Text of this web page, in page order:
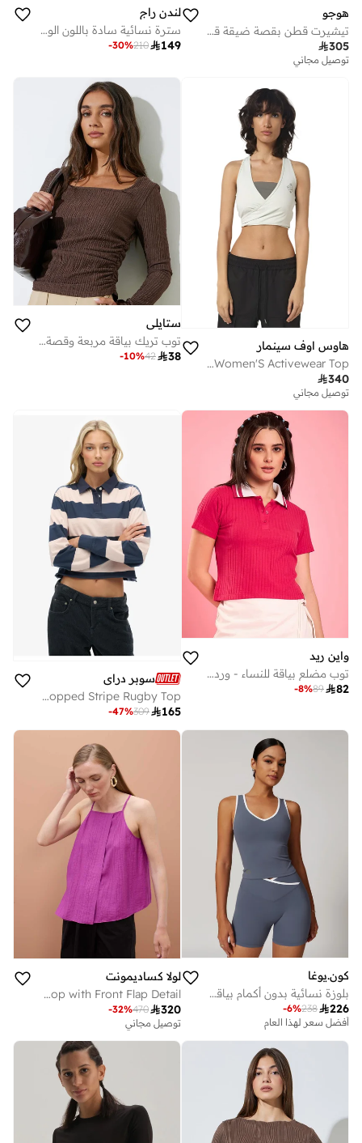
هوجو
تيشيرت قطن بقصة ضيقة قصيرة وشعار مكدس
305
توصيل مجاني
لندن راج
سترة نسائية سادة باللون الوردي ومزودة بأزرار أمامية من "لندن راغ" (London Rag)
149
210
-30%
هاوس اوف سينمار
Off White With Gray Women'S Activewear Top
340
توصيل مجاني
ستايلي
توب تريك بياقة مربعة وقصة ضيقة - بني
38
42
-10%
واين ريد
توب مضلع بياقة للنساء - وردي
82
89
-8%
سوبر دراي
Athletic Essentials Cropped Stripe Rugby Top
165
309
-47%
كون.يوغا
بلوزة نسائية بدون أكمام بياقة على شكل حرف
226
238
-6%
أفضل سعر لهذا العام
توصيل مجاني
توصيل مجاني
لولا كساديمونت
Thin Strap Top with Front Flap Detail
320
470
-32%
توصيل مجاني